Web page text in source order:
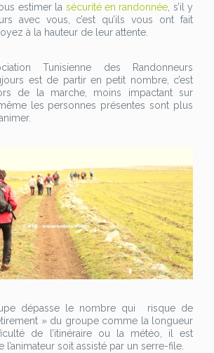
estimer la sécurité en randonnée , s’il y
avec vous, c’est qu’ils vous ont fait
à la hauteur de leur attente.
Tunisienne des Randonneurs
est de partir en petit nombre, c’est
de la marche, moins impactant sur
les personnes présentes sont plus
dépasse le nombre qui risque de
» du groupe comme la longueur
de l’itinéraire ou la météo, il est
l’animateur soit assisté par un serre-file.